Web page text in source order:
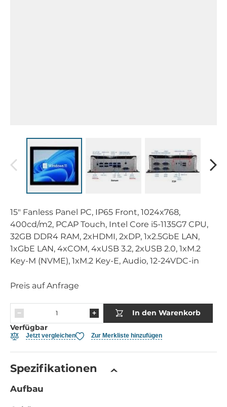
15" Fanless Panel PC, IP65 Front, 1024x768,
400cd/m2, PCAP Touch, Intel Core i5-1135G7 CPU,
32GB DDR4 RAM, 2xHDMI, 2xDP, 1x2.5GbE LAN,
1xGbE LAN, 4xCOM, 4xUSB 3.2, 2xUSB 2.0, 1xM.2
Key-M (NVME), 1xM.2 Key-E, Audio, 12-24VDC-in
Preis auf Anfrage
In den Warenkorb
Verfügbar
Jetzt vergleichen Zur Merkliste hinzufügen
Spezifikationen
Aufbau